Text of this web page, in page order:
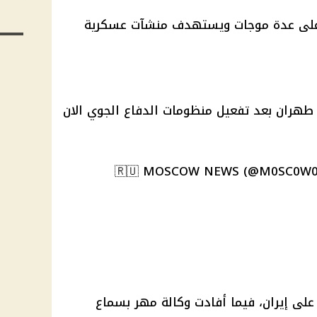
يتم على عدة موجات ويستهدف منشآت عسكرية
بعد تفعيل منظومات الدفاع الجوي الان
إيران، فيما أفادت وكالة مهر بسماع